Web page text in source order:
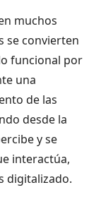
muchos
se convierten
funcional por
una
de las
desde la
y se
interactúa,
digitalizado.